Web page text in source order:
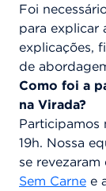
Foi
para explicar
explicações,
de
Como foi a
na Virada?
Participamos
19h. Nossa
se
Sem Carne e